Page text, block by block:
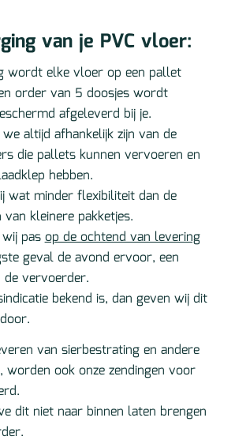
van je PVC vloer:
wordt elke vloer op een pallet
order van 5 doosjes wordt
afgeleverd bij je.
altijd afhankelijk zijn van de
die pallets kunnen vervoeren en
hebben.
wat minder flexibiliteit dan de
kleinere pakketjes.
wij pasop de ochtend van levering
geval de avond ervoor, een
de vervoerder.
bekend is, dan geven wij dit
van sierbestrating en andere
worden ook onze zendingen voor
dit niet naar binnen laten brengen